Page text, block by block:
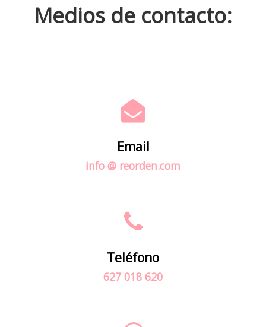
Medios de contacto:
Email
info @ reorden.com
Teléfono
627 018 620